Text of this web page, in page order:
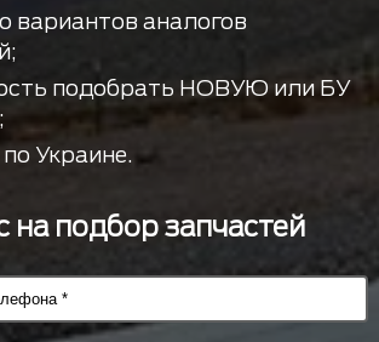
вариантов аналогов
подобрать НОВУЮ или БУ
Украине.
на подбор запчастей